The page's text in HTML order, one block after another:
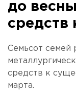
до
средств
Семьсот семей
средств к
марта.